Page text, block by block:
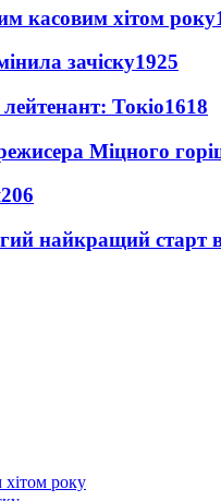
касовим хітом року
зачіску1925
Токіо1618
Міцного
206
найкращий старт в
року